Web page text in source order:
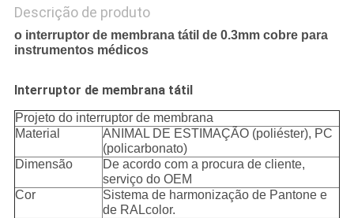
Descrição de produto
o interruptor de membrana tátil de 0.3mm cobre para
instrumentos médicos
Interruptor de membrana tátil
Projeto do interruptor de membrana
Material
ANIMAL DE ESTIMAÇÃO (poliéster), PC
(policarbonato)
Dimensão
De acordo com a procura de cliente,
serviço do OEM
Cor
Sistema de harmonização de Pantone e
de RALcolor.